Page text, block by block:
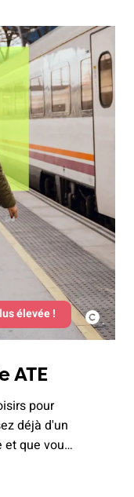
élevée !
ATE
pour
déjà d'un
et que vous
au